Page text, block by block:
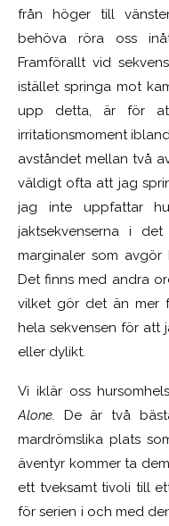
från höger till
behöva röra oss
Framförallt vid
istället springa mot
upp detta, är för
irritationsmoment
avståndet mellan två
väldigt ofta att jag
jag inte uppfattar
jaktsekvenserna i
marginaler som
Det finns med andra
vilket gör det än mer
hela sekvensen för att
eller dylikt.
Vi iklär oss
Alone. De är två
mardrömslika plats
äventyr kommer ta
ett tveksamt tivoli till
för serien i och med